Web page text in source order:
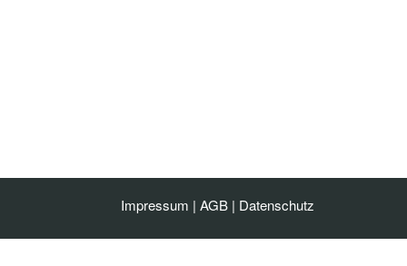
Impressum | AGB | Datenschutz